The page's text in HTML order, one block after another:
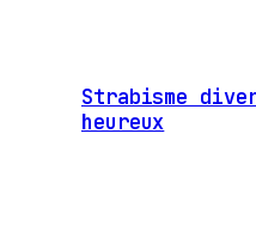
Strabisme
heureux